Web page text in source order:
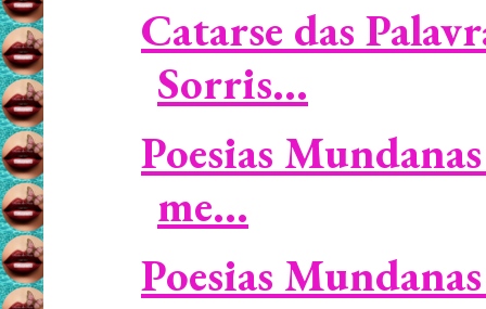
Catarse das
Sorris...
Poesias
me...
Poesias